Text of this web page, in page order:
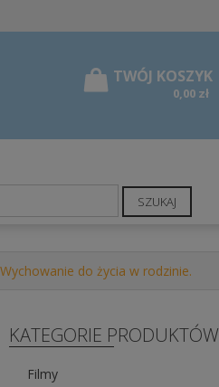
0,00 zł
SZUKAJ
do życia w rodzinie.
KATEGORIE PRODUKTÓW
Filmy